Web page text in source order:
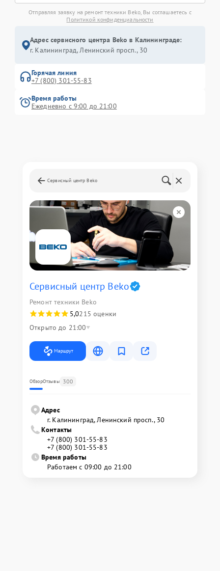
Отправляя заявку на ремонт техники Beko, Вы соглашаетесь с
Политикой конфиденциальности
Адрес сервисного центра Beko в Калининграде:
г. Калининград, Ленинский просп., 30
Горячая линия
+7 (800) 301-55-83
Время работы
Ежедневно с 9:00 до 21:00
Сервисный центр Beko
Сервисный центр Beko
Ремонт техники Beko
5,0215 оценки
Открыто до 21:00
Маршрут
ОбзорОтзывы 300
Адрес
г. Калининград, Ленинский просп., 30
Контакты
+7 (800) 301-55-83
+7 (800) 301-55-83
Время работы
Работаем с 09:00 до 21:00